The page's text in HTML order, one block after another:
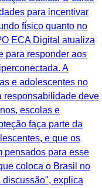
para incentivar
físico quanto no
ECA Digital atualiza
para responder aos
A
e adolescentes no
responsabilidade deve
escolas e
faça parte da
e que os
pensados para esse
coloca o Brasil no
explica